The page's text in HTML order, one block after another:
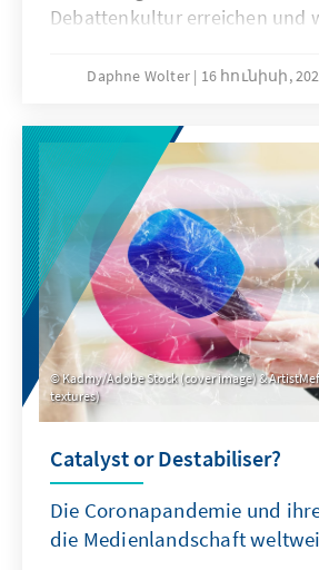
Debattenkultur erreichen und
Daphne Wolter 16 հունիսի,
Kadmy/Adobe Stock (cover image) &
textures)
Catalyst or Destabiliser?
Die Coronapandemie und
die Medienlandschaft